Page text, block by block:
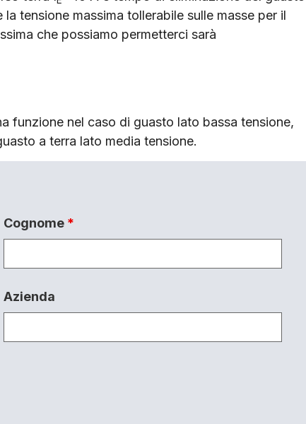
tensione massima tollerabile sulle masse per il
che possiamo permetterci sarà
funzione nel caso di guasto lato bassa tensione,
a terra lato media tensione.
Cognome *
Azienda